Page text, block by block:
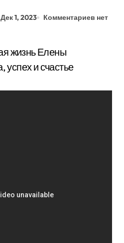
Дек 1, 2023 Комментариев нет